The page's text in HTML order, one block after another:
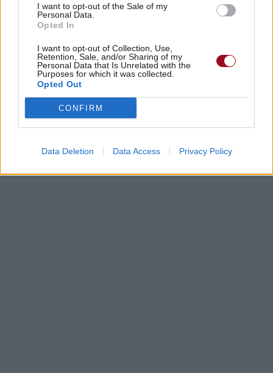
I want to opt-out of the Sale of my
Personal Data.
Opted In
I want to opt-out of Collection, Use,
Retention, Sale, and/or Sharing of my
Personal Data that Is Unrelated with the
Purposes for which it was collected.
Opted Out
CONFIRM
Data Deletion Data Access Privacy Policy